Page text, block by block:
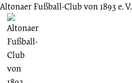
Altonaer Fußball-Club von 1893 e. V.